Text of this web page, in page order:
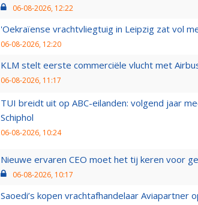
06-08-2026, 12:22
'Oekraïense vrachtvliegtuig in Leipzig zat vol
06-08-2026, 12:20
KLM stelt eerste commerciële vlucht met
06-08-2026, 11:17
TUI breidt uit op ABC-eilanden: volgend jaar
Schiphol
06-08-2026, 10:24
Nieuwe ervaren CEO moet het tij keren voor
06-08-2026, 10:17
Saoedi’s kopen vrachtafhandelaar Aviapartner